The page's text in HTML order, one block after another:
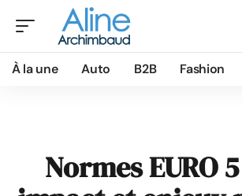
À la une Auto B2B Fashion
Normes EURO